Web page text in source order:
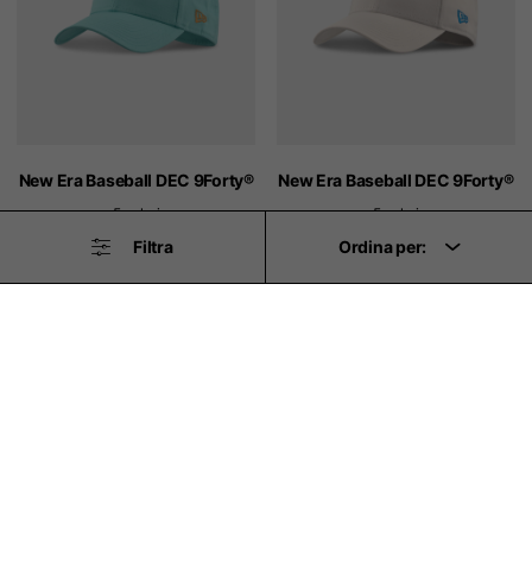
Filtra Ordina per:
New Era Baseball DEC 9Forty®
5 colori
28,00 €
New Era Baseball DEC 9Forty®
5 colori
28,00 €